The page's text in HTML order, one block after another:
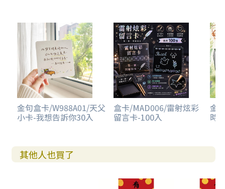
金句盒卡/W988A01/天父
小卡-我想告訴你30入
盒卡/MAD006/雷射炫彩
留言卡-100入
金
時
其他人也買了